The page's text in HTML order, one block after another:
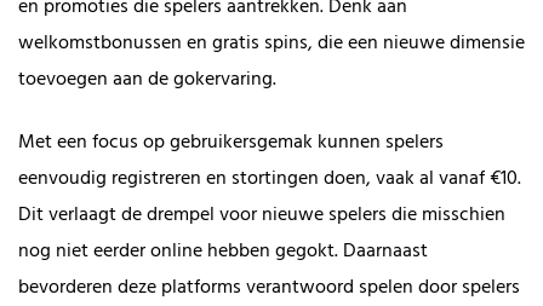
en promoties die spelers aantrekken. Denk aan
welkomstbonussen en gratis spins, die een nieuwe dimensie
toevoegen aan de gokervaring.
Met een focus op gebruikersgemak kunnen spelers
eenvoudig registreren en stortingen doen, vaak al vanaf €10.
Dit verlaagt de drempel voor nieuwe spelers die misschien
nog niet eerder online hebben gegokt. Daarnaast
bevorderen deze platforms verantwoord spelen door spelers